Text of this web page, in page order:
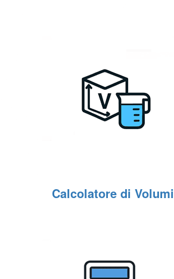
Calcolatore di Volumi